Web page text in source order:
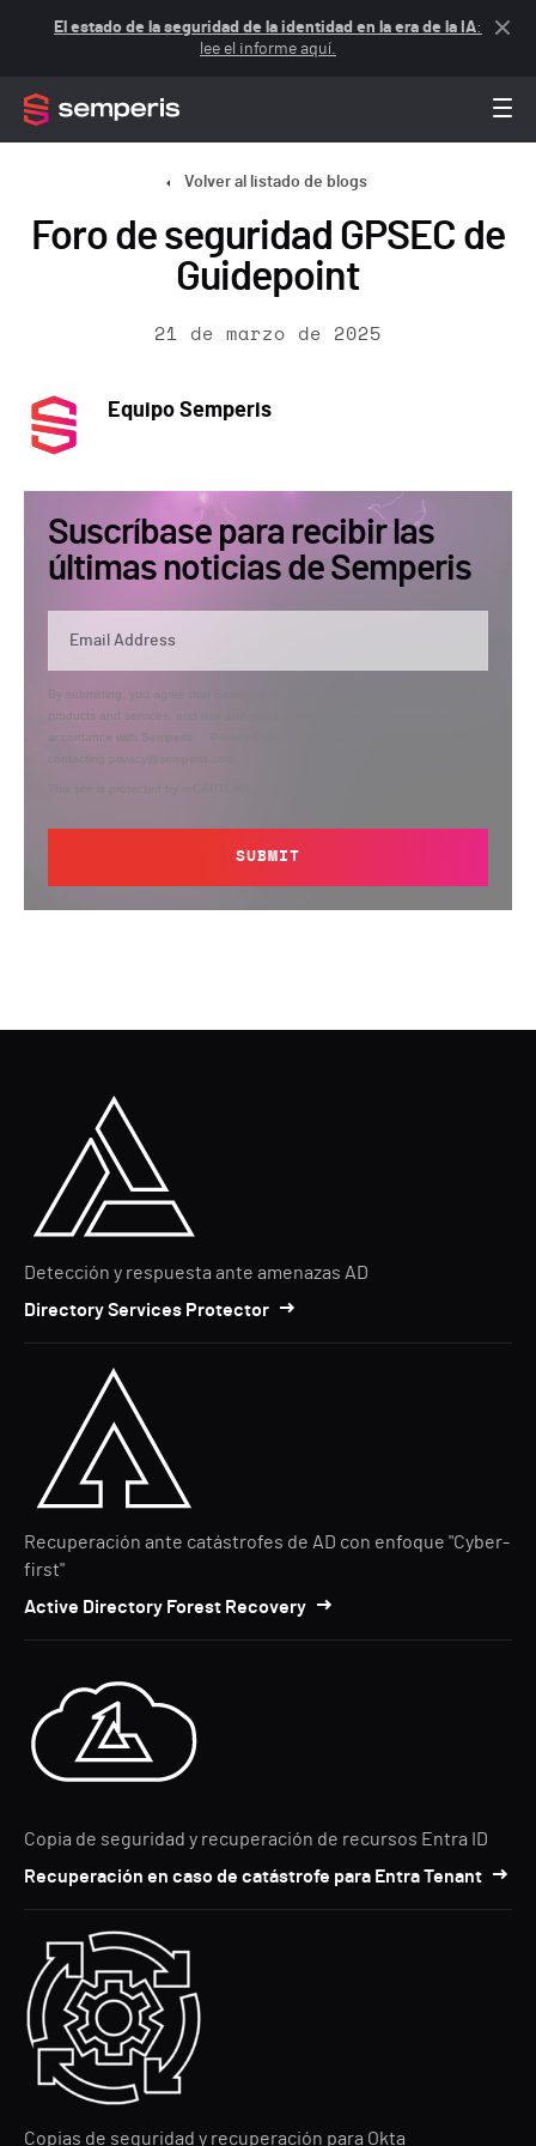
El estado de la seguridad de la identidad en la era de la IA:
lee el informe aquí.
Volver al listado de blogs
Foro de seguridad GPSEC de
Guidepoint
21 de marzo de 2025
Equipo Semperis
Suscríbase para recibir las
últimas noticias de Semperis
By submitting, you agree that Semperis may send you information regarding its
products and services, and use and process your personal information in
accordance with Semperis’
contacting privacy@semperis.com.
This site is protected by reCAPTCHA.
SUBMIT
Detección y respuesta ante amenazas AD
Directory Services Protector
Recuperación ante catástrofes de AD con enfoque "Cyber-
first"
Active Directory Forest Recovery
Copia de seguridad y recuperación de recursos Entra ID
Recuperación en caso de catástrofe para Entra Tenant
Copias de seguridad y recuperación para Okta